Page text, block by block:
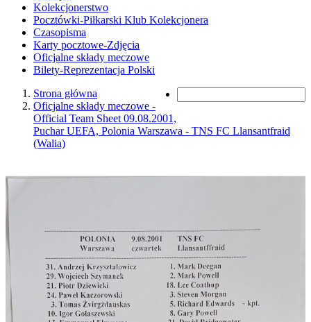
Kolekcjonerstwo
Pocztówki-Piłkarski Klub Kolekcjonera
Czasopisma
Karty pocztowe-Zdjęcia
Oficjalne składy meczowe
Bilety-Reprezentacja Polski
Strona główna
Oficjalne składy meczowe -
Official Team Sheet 09.08.2001,
Puchar UEFA, Polonia Warszawa - TNS FC Llansantfraid
(Walia)